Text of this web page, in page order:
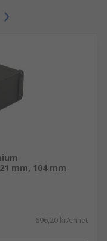
mm, 104 mm
696,20 kr/enhet